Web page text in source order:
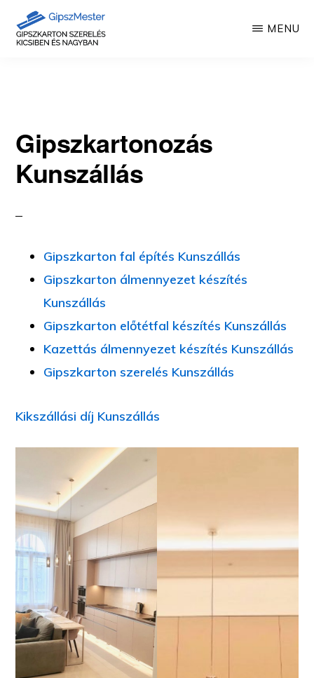
MENU
Gipszkartonozás
Kunszállás
Gipszkarton fal építés Kunszállás
Gipszkarton álmennyezet készítés
Kunszállás
Gipszkarton előtétfal készítés Kunszállás
Kazettás álmennyezet készítés Kunszállás
Gipszkarton szerelés Kunszállás
Kikszállási díj Kunszállás